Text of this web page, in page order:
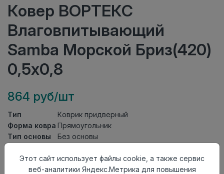
Ковер ВОРТЕКС
Влаговпитывающий
Samba Морской Бриз(420)
0,5х0,8
864 руб/шт
Тип
Коврик придверный
Форма ковра Прямоугольник
Тип основы
Без основы
ворса
Тип ворса
Soft Touch
Этот сайт использует файлы cookie, а также сервис
веб-аналитики Яндекс.Метрика для повышения